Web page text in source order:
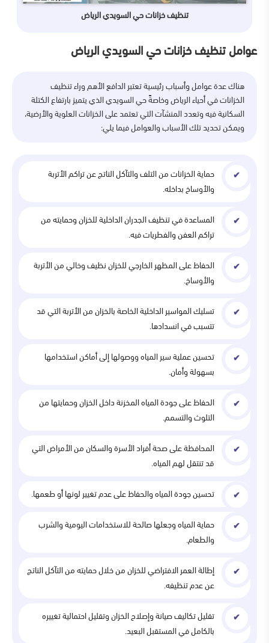
تنظيف خزانات حي السويدي الرياض
عوامل تنظيف خزانات حي السويدي الرياض
هناك عدة عوامل وأسباب رئيسية تعتبر الدافع الأهم وراء تنظيف
الخزانات في أحياء الرياض وخاصةً حي السويدي الذي يتميز بارتفاع الكتلة
السكانية فيه وتعدد المنشآت التي تعتمد على الخزانات العلوية والأرضية،
ويمكن تحديد تلك الأسباب والعوامل فيما يلي:
حماية الخزانات من التلف والتآكل الناتج عن تراكم الأتربة
والأوساخ بداخله.
المساعدة في تنظيف الجدران الداخلية للخزان وحمايته من
تراكم العفن والفطريات فيه.
الحفاظ على المظهر الخارجي للخزان نظيف وخالي من الأتربة
والأوساخ.
تسليك المواسير الداخلية الخاصة بالخزان من الأتربة التي قد
تتسبب في انسدادها.
تحسين عملية سير المياه ووصولها إلى أماكن استخدامها
بسهولة وأمان.
الحفاظ على جودة المياه المخزنة داخل الخزان وحمايتها من
التلوث والتسمم.
المحافظة على صحة أفراد الأسرة والسكان من الأمراض التي
قد تنتقل لهم المياه.
تحسين جودة المياه والحفاظ على عدم تغيير لونها أو طعمها.
حماية المياه وجعلها صالحة للاستخدامات اليومية والشرب
والطعام.
إطالة العمر الافتراضي للخزان من خلال حمايته من التآكل الناتج
عن عدم تنظيفه.
تقليل تكاليف صيانة وإصلاح الخزان وتقليل احتمالية تغييره
بالكامل في المستقبل البعيد.